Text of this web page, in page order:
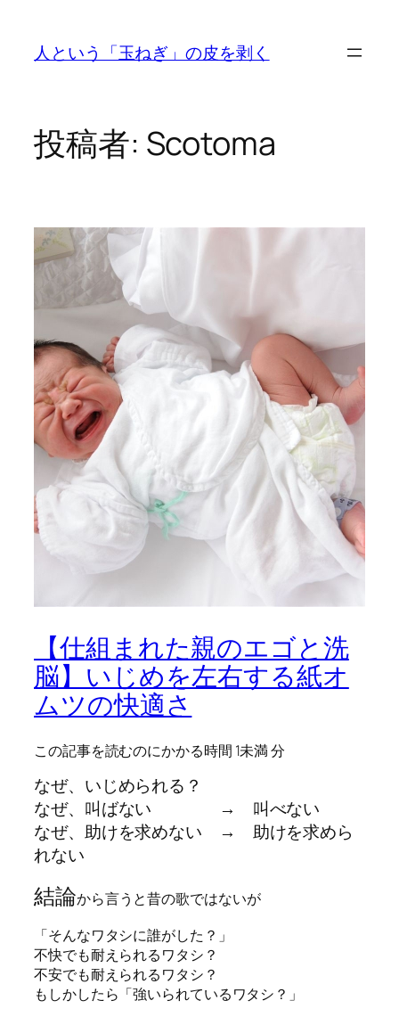
人という「玉ねぎ」の皮を剥く
投稿者: Scotoma
【仕組まれた親のエゴと洗
脳】いじめを左右する紙オ
ムツの快適さ
この記事を読むのにかかる時間 1未満分
なぜ、いじめられる？
なぜ、叫ばない → 叫べない
なぜ、助けを求めない → 助けを求めら
れない
結論から言うと昔の歌ではないが
「そんなワタシに誰がした？」
不快でも耐えられるワタシ？
不安でも耐えられるワタシ？
もしかしたら「強いられているワタシ？」